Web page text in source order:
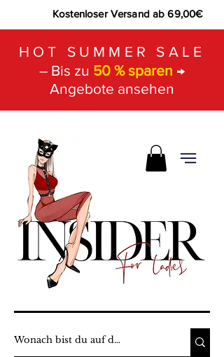
Kostenloser Versand ab 69,00€
HOT SUMMER SALE
– Bis zu 50 % sparen →
Angebote ansehen